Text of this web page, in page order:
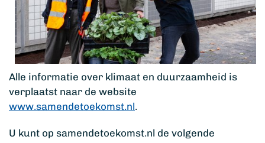
Alle informatie over klimaat en duurzaamheid is
verplaatst naar de website
www.samendetoekomst.nl.
U kunt op samendetoekomst.nl de volgende